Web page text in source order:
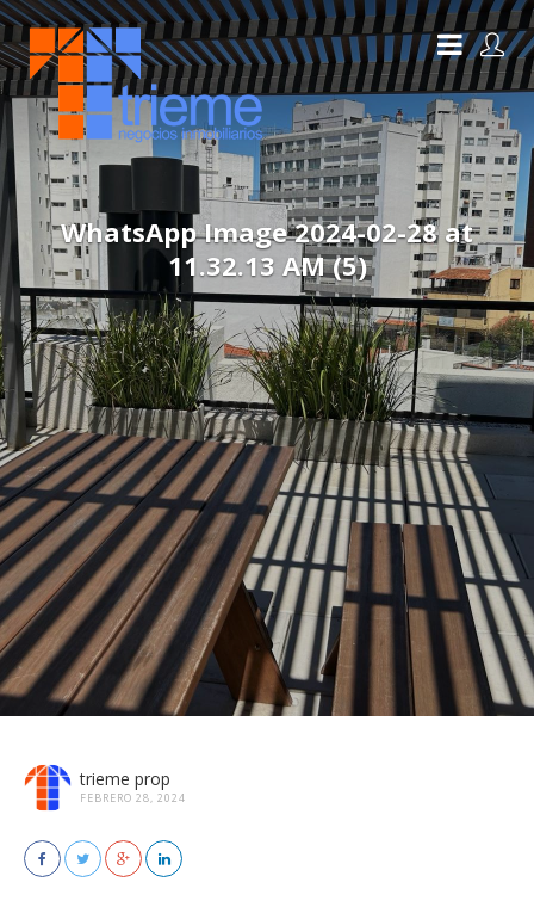
WhatsApp Image 2024-02-28 at
11.32.13 AM (5)
trieme prop
FEBRERO 28, 2024